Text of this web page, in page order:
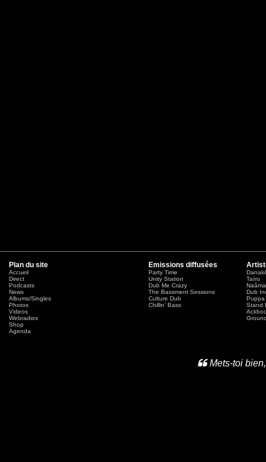
Plan du site
Accueil
Direct
Podcasts
News
Albums/Singles
Photos
Videos
Webradios
Shop
Agenda
Emissions diffusées
Party Time
Unity Station
Dub Me Crazy
The Bassment Sessions
Culture Dub
Chillin' Bass
Danakil
Taïro
Dub
Puppa
Stand
Mets-toi